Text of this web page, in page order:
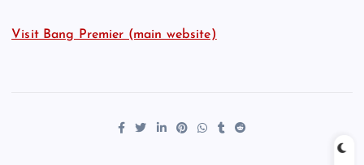
Visit Bang Premier (main website)